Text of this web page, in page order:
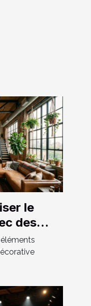
le
des